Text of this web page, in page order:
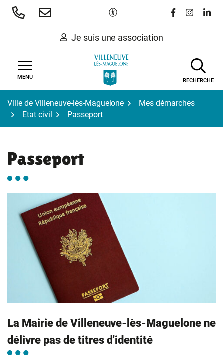
Aller
Paramètres d'accessibilité
Lien vers le
Lien vers
Lien
Je suis une association
MENU
RECHERCHE
Ville de Villeneuve-lès-Maguelone
Mes démarches
Etat civil
Passeport
Passeport
La Mairie de Villeneuve-lès-Maguelone ne
délivre pas de titres d’identité